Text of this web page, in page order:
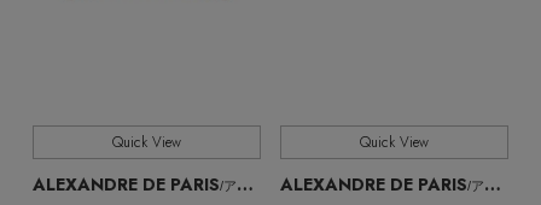
チャーム・ストラップ
BRAND NEWS
EDITOR'S CLOSET
Quick View
ALEXANDRE DE PARIS/アレクサンドル ドゥ パリ
Quick View
ALEXANDRE DE PARIS/アレクサンドル ドゥ パリ